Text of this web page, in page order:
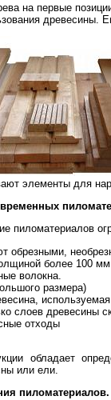
на первые
древесины.
элементы для
пиломатериалов
обрезными,
более 100 мм
волокна.
размера)
слоев древесины
отходы
обладает
или ели.
пиломатериалов.